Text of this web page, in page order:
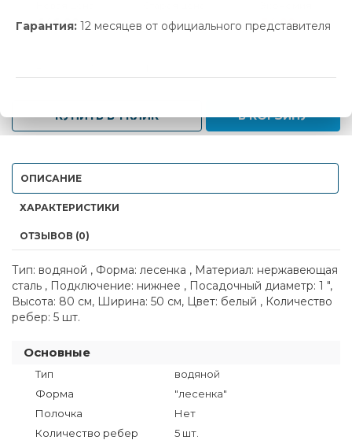
Гарантия: 12 месяцев от официального представителя
646.00 р. 680.00 р. 34.00 р.
КУПИТЬ В 1 КЛИК В КОРЗИНУ
ОПИСАНИЕ
ХАРАКТЕРИСТИКИ
ОТЗЫВОВ (0)
Тип: водяной , Форма: лесенка , Материал: нержавеющая
сталь , Подключение: нижнее , Посадочный диаметр: 1 ",
Высота: 80 см, Ширина: 50 см, Цвет: белый , Количество
ребер: 5 шт.
Основные
Тип
водяной
Форма
"лесенка"
Полочка
Нет
Количество ребер
5 шт.